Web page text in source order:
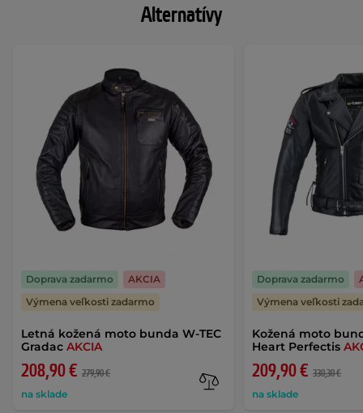
Alternatívy
Letná kožená moto bunda W-TEC
Gradac AKCIA
208,90 € 279,90 €
na sklade
Doprava zadarmo
AKCIA
Výmena veľkosti zadarmo
Kožená moto
Heart Perfectis
209,90 € 330,30 €
na sklade
Doprava zadarmo
Výmena veľkosti